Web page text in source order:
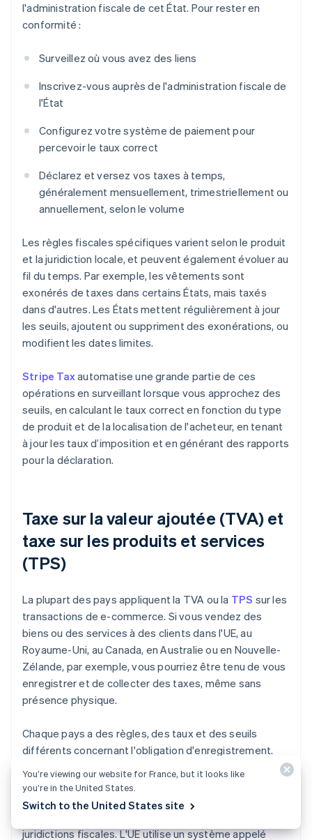
l'administration fiscale de cet État. Pour rester en
conformité :
Surveillez où vous avez des liens
Inscrivez-vous auprès de l'administration fiscale de
l'État
Configurez votre système de paiement pour
percevoir le taux correct
Déclarez et versez vos taxes à temps,
généralement mensuellement, trimestriellement ou
annuellement, selon le volume
Les règles fiscales spécifiques varient selon le produit
et la juridiction locale, et peuvent également évoluer au
fil du temps. Par exemple, les vêtements sont
exonérés de taxes dans certains États, mais taxés
dans d'autres. Les États mettent régulièrement à jour
les seuils, ajoutent ou suppriment des exonérations, ou
modifient les dates limites.
Stripe Taxautomatise une grande partie de ces
opérations en surveillant lorsque vous approchez des
seuils, en calculant le taux correct en fonction du type
de produit et de la localisation de l'acheteur, en tenant
à jour les taux d’imposition et en générant des rapports
pour la déclaration.
Taxe sur la valeur ajoutée (TVA) et
taxe sur les produits et services
(TPS)
La plupart des pays appliquent la TVA ou la TPS sur les
transactions de e-commerce. Si vous vendez des
biens ou des services à des clients dans l'UE, au
Royaume-Uni, au Canada, en Australie ou en Nouvelle-
Zélande, par exemple, vous pourriez être tenu de vous
enregistrer et de collecter des taxes, même sans
présence physique.
Chaque pays a des règles, des taux et des seuils
différents concernant l'obligation d'enregistrement.
lors de votre première vente. Comme pour la taxe de
vente américaine, plus vous vendez à l'international,
juridictions fiscales. L'UE utilise un système appelé
You’re viewing our website for France, but it looks like
you’re in the United States.
Switch to the United States site